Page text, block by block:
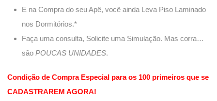
E na Compra do seu Apê, você ainda Leva Piso Laminado
nos Dormitórios.*
Faça uma consulta, Solicite uma Simulação. Mas corra…
são POUCAS UNIDADES.
Condição de Compra Especial para os 100 primeiros que se
CADASTRAREM AGORA!